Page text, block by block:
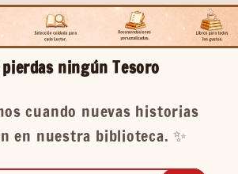
ningún Tesoro
cuando nuevas historias
en nuestra biblioteca. ✨️